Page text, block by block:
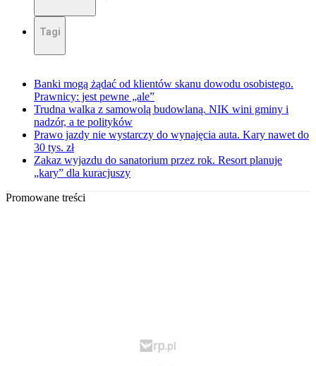
Tagi
Banki mogą żądać od klientów skanu dowodu osobistego.
Prawnicy: jest pewne „ale”
Trudna walka z samowolą budowlaną. NIK wini gminy i
nadzór, a te polityków
Prawo jazdy nie wystarczy do wynajęcia auta. Kary nawet do
30 tys. zł
Zakaz wyjazdu do sanatorium przez rok. Resort planuje
„kary” dla kuracjuszy
Promowane treści